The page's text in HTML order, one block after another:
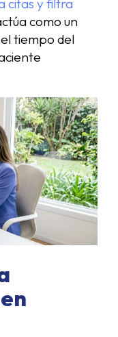
citas y filtra
como un
tiempo del